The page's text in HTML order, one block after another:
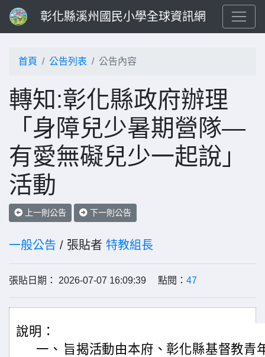
彰化縣溪州國民小學全球資訊網
首頁 公告列表 公告內容
轉知:彰化縣政府辦理
「身障兒少暑期營隊—
有愛無礙兒少一起說」
活動
上一則公告 下一則公告
一般公告 / 張貼者 特教組長
張貼日期： 2026-07-07 16:09:39 點閱： 47
說明：
一、 旨揭活動由本府、彰化縣基督教青